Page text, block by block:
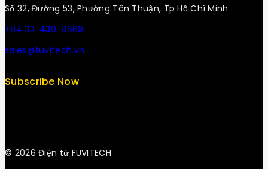
Số 32, Đường 53, Phường Tân Thuận, Tp Hồ Chí Minh
+84 33-430-8669
sales@fuvitech.vn
Subscribe Now
© 2026 Điện tử FUVITECH